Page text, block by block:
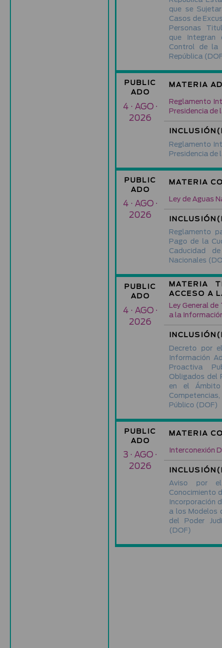
que se
Casos de
Personas
que Integran
Control de la
República
PUBLIC
ADO
MATERIA
4 · AGO ·
2026
Reglamento
Presidencia de
Reglamento
Presidencia de
PUBLIC
ADO
MATERIA
4 · AGO ·
2026
Ley de Aguas
Reglamento
Pago de la
Caducidad
Nacionales
PUBLIC
ADO
MATERIA
ACCESO A
4 · AGO ·
2026
Ley General
a la
Decreto por
Información
Proactiva
Obligados del
en el
Público (DOF)
PUBLIC
ADO
MATERIA
3 · AGO ·
2026
Interconexión
Aviso por
Conocimiento
Incorporación
a los Modelos
del Poder
(DOF)